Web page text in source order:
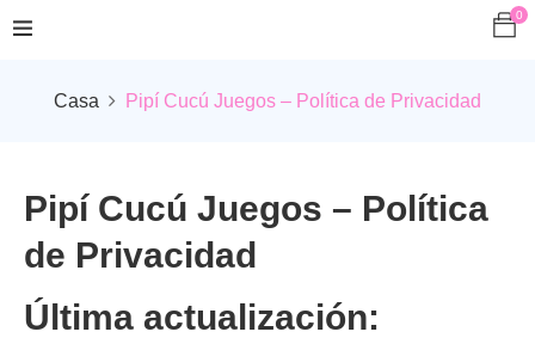
0
Casa Pipí Cucú Juegos – Política de Privacidad
Pipí Cucú Juegos – Política
de Privacidad
Última actualización: